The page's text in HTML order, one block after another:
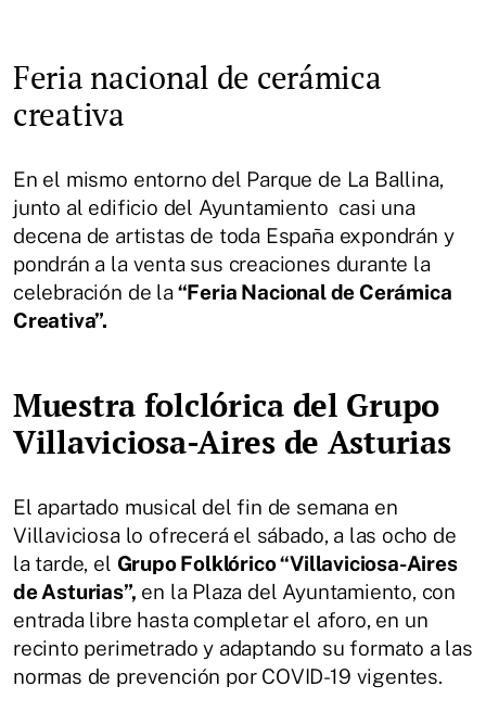
Feria nacional de cerámica
creativa
En el mismo entorno del Parque de La Ballina,
junto al edificio del Ayuntamiento casi una
decena de artistas de toda España expondrán y
pondrán a la venta sus creaciones durante la
celebración de la “Feria Nacional de Cerámica
Creativa”.
Muestra folclórica del Grupo
Villaviciosa-Aires de Asturias
El apartado musical del fin de semana en
Villaviciosa lo ofrecerá el sábado, a las ocho de
la tarde, el Grupo Folklórico “Villaviciosa-Aires
de Asturias”, en la Plaza del Ayuntamiento, con
entrada libre hasta completar el aforo, en un
recinto perimetrado y adaptando su formato a las
normas de prevención por COVID-19 vigentes.